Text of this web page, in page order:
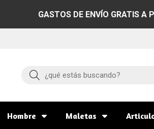
GASTOS DE ENVÍO GRATIS A
Buscar
Hombre Maletas